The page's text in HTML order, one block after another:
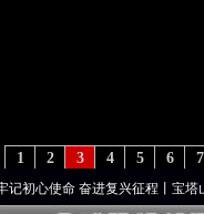
7
6
5
4
3
2
1
使命 奋进复兴征程丨宝塔山下好